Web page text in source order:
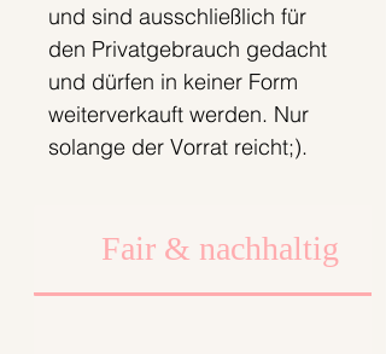
und sind ausschließlich für
den Privatgebrauch gedacht
und dürfen in keiner Form
weiterverkauft werden. Nur
solange der Vorrat reicht;).
Fair & nachhaltig